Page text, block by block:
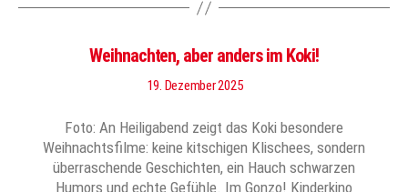
Weihnachten, aber anders im Koki!
19. Dezember 2025
Foto: An Heiligabend zeigt das Koki besondere
Weihnachtsfilme: keine kitschigen Klischees, sondern
überraschende Geschichten, ein Hauch schwarzen
Humors und echte Gefühle. Im Gonzo! Kinderkino